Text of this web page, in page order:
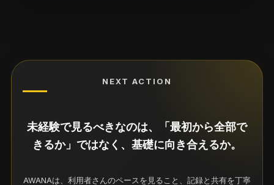
NEXT ACTION
未経験で見るべきなのは、「最初から全部で
きるか」ではなく、基礎に向き合えるか。
AWANAは、利用者さんのペースを見ること、記録と共有を丁寧